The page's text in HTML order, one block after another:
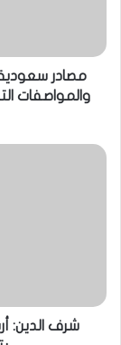
مصادر سعودية
والمواصفات
شرف الدين: